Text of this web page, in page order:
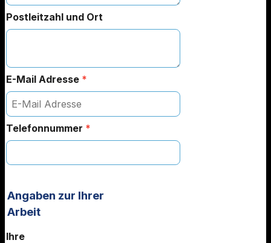
Postleitzahl und Ort
E-Mail Adresse *
Telefonnummer *
Angaben zur Ihrer
Arbeit
Ihre